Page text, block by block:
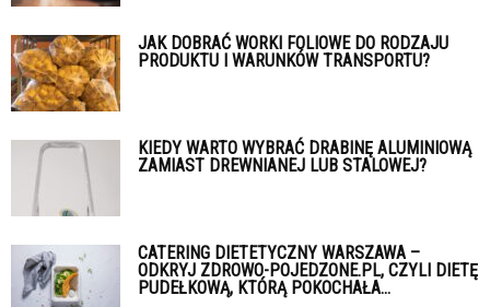
JAK DOBRAĆ WORKI FOLIOWE DO RODZAJU
PRODUKTU I WARUNKÓW TRANSPORTU?
KIEDY WARTO WYBRAĆ DRABINĘ ALUMINIOWĄ
ZAMIAST DREWNIANEJ LUB STALOWEJ?
CATERING DIETETYCZNY WARSZAWA –
ODKRYJ ZDROWO-POJEDZONE.PL, CZYLI DIETĘ
PUDEŁKOWĄ, KTÓRĄ POKOCHAŁA...